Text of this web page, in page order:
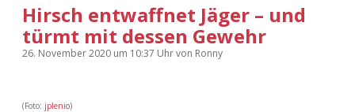
Hirsch entwaffnet Jäger – und
türmt mit dessen Gewehr
26. November 2020 um 10:37 Uhrvon Ronny
(Foto: jplenio)